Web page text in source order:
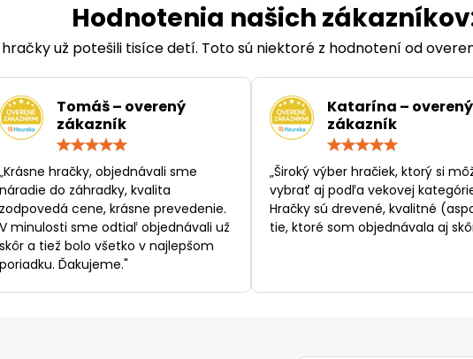
Hodnotenia našich
hračky už potešili tisíce detí. Toto sú niektoré z hodnotení od
Tomáš – overený
zákazník
/
„Krásne hračky, objednávali sme
náradie do záhradky, kvalita
zodpovedá cene, krásne prevedenie.
V minulosti sme odtiaľ objednávali už
skôr a tiež bolo všetko v najlepšom
poriadku. Ďakujeme."
Katarína – overený
zákazník
/
5
„Široký výber hračiek, ktorý si
vybrať aj podľa vekovej
Hračky sú drevené, kvalitné
tie, ktoré som objednávala aj